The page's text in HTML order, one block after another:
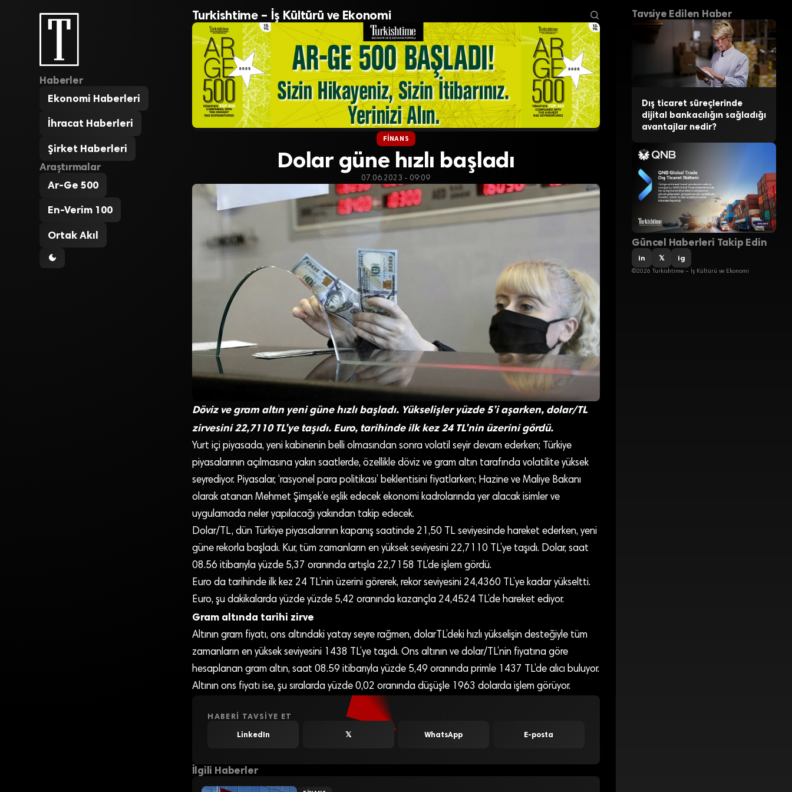
Haberler
Ekonomi Haberleri
İhracat Haberleri
Şirket Haberleri
Araştırmalar
Ar-Ge 500
En-Verim 100
Ortak Akıl
Turkishtime – İş Kültürü ve Ekonomi
FINANS
Dolar güne hızlı başladı
07.06.2023 - 09:09
Döviz ve gram altın yeni güne hızlı başladı. Yükselişler yüzde 5’i aşarken, dolar/TL
zirvesini 22,7110 TL’ye taşıdı. Euro, tarihinde ilk kez 24 TL’nin üzerini gördü.
Yurt içi piyasada, yeni kabinenin belli olmasından sonra volatil seyir devam ederken; Türkiye
piyasalarının açılmasına yakın saatlerde, özellikle döviz ve gram altın tarafında volatilite yüksek
seyrediyor. Piyasalar, ‘rasyonel para politikası’ beklentisini fiyatlarken; Hazine ve Maliye Bakanı
olarak atanan Mehmet Şimşek’e eşlik edecek ekonomi kadrolarında yer alacak isimler ve
uygulamada neler yapılacağı yakından takip edecek.
Dolar/TL, dün Türkiye piyasalarının kapanış saatinde 21,50 TL seviyesinde hareket ederken, yeni
güne rekorla başladı. Kur, tüm zamanların en yüksek seviyesini 22,7110 TL’ye taşıdı. Dolar, saat
08.56 itibarıyla yüzde 5,37 oranında artışla 22,7158 TL’de işlem gördü.
Euro da tarihinde ilk kez 24 TL’nin üzerini görerek, rekor seviyesini 24,4360 TL’ye kadar yükseltti.
Euro, şu dakikalarda yüzde yüzde 5,42 oranında kazançla 24,4524 TL’de hareket ediyor.
Gram altında tarihi zirve
Altının gram fiyatı, ons altındaki yatay seyre rağmen, dolarTL’deki hızlı yükselişin desteğiyle tüm
zamanların en yüksek seviyesini 1438 TL’ye taşıdı. Ons altının ve dolar/TL’nin fiyatına göre
hesaplanan gram altın, saat 08.59 itibarıyla yüzde 5,49 oranında primle 1437 TL’de alıcı buluyor.
Altının ons fiyatı ise, şu sıralarda yüzde 0,02 oranında düşüşle 1963 dolarda işlem görüyor.
HABERI TAVSIYE ET
LinkedIn 𝕏 WhatsApp E-posta
İlgili Haberler
Tavsiye Edilen Haber
Dış ticaret süreçlerinde
dijital bankacılığın sağladığı
avantajlar nedir?
Güncel Haberleri Takip Edin
in 𝕏 ig
©2026 Turkishtime – İş Kültürü ve Ekonomi